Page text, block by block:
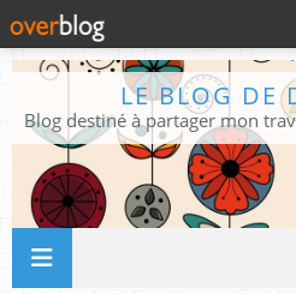
LE BLOG DE